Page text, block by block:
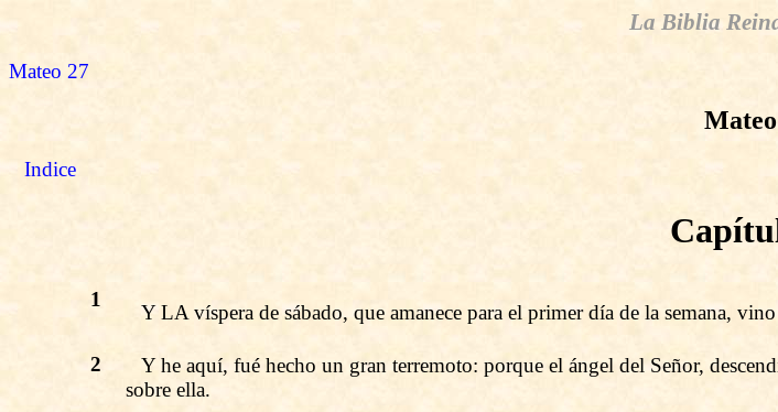
La Biblia
Mateo 27
Mateo
Indice
1
Y LA víspera de sábado, que amanece para el primer día de la semana,
2
Y he aquí, fué hecho un gran terremoto: porque el ángel del Señor,
sobre ella.